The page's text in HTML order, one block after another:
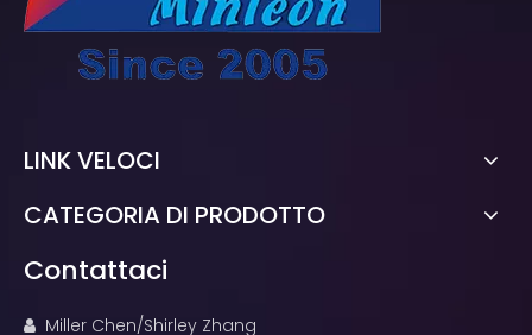
LINK VELOCI
CATEGORIA DI PRODOTTO
Contattaci
 Miller Chen/Shirley Zhang